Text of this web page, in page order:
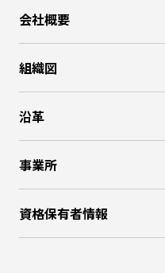
会社概要
組織図
沿革
事業所
資格保有者情報